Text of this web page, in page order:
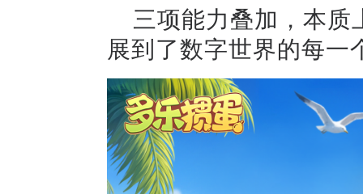
三项能力叠加，本
展到了数字世界的每一